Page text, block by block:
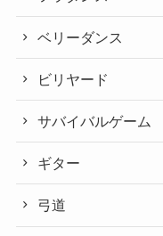
ベリーダンス
ビリヤード
サバイバルゲーム
ギター
弓道